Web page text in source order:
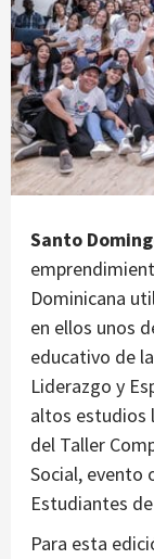
Santo
Dominicana
en ellos unos
educativo de
Liderazgo y
altos estudios
del Taller
Social, evento
Estudiantes
Para esta